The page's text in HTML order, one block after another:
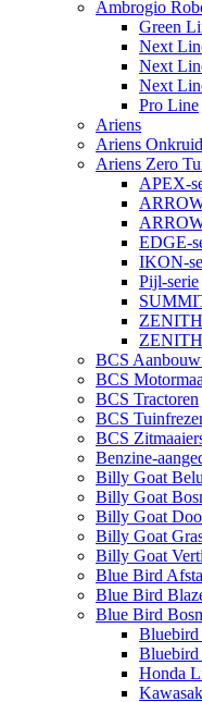
Ambrogio
Green
Next
Next
Next
Pro Line
Ariens
Ariens
Ariens Zero
APEX-
EDGE-
IKON-
Pijl-serie
BCS
BCS
BCS Tractoren
BCS
BCS
Benzine-
Billy Goat
Billy Goat
Billy Goat
Billy Goat
Billy Goat
Blue Bird
Blue Bird
Blue Bird
Honda